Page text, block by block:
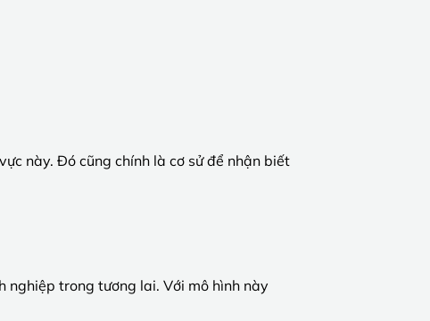
này. Đó cũng chính là cơ sử để nhận biết
nghiệp trong tương lai. Với mô hình này